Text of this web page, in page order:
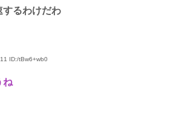
するわけだわ
ID:/tBw6+wb0
ね